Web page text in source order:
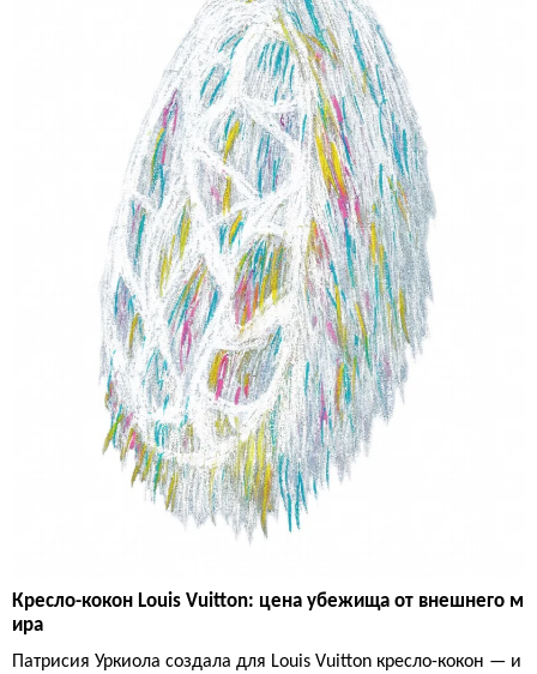
Кресло-кокон Louis Vuitton: цена убежища от внешнего м
ира
Патрисия Уркиола создала для Louis Vuitton кресло-кокон — и